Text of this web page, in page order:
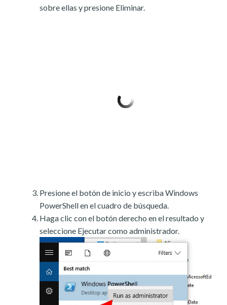
sobre ellas y presione Eliminar.
Presione el botón de inicio y escriba Windows
PowerShell en el cuadro de búsqueda.
Haga clic con el botón derecho en el resultado y
seleccione Ejecutar como administrador.